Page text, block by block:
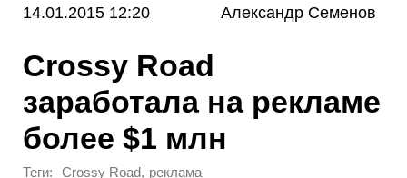
14.01.2015 12:20 Александр Семенов
Crossy Road
заработала на рекламе
более $1 млн
Теги: Crossy Road, реклама